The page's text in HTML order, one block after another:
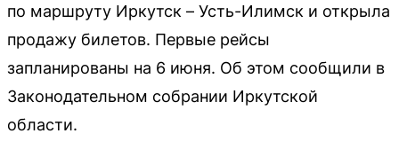
по маршруту Иркутск – Усть-Илимск и открыла
продажу билетов. Первые рейсы
запланированы на 6 июня. Об этом сообщили в
Законодательном собрании Иркутской
области.